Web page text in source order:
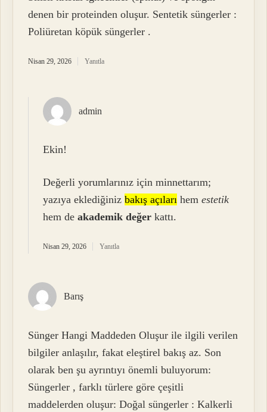
denen bir proteinden oluşur. Sentetik süngerler :
Poliüretan köpük süngerler .
Nisan 29, 2026 Yanıtla
admin
Ekin!
Değerli yorumlarınız için minnettarım;
yazıya eklediğinizbakış açıları hemestetik
hem deakademik değer kattı.
Nisan 29, 2026 Yanıtla
Barış
Sünger Hangi Maddeden Oluşur ile ilgili verilen
bilgiler anlaşılır, fakat eleştirel bakış az. Son
olarak ben şu ayrıntıyı önemli buluyorum:
Süngerler , farklı türlere göre çeşitli
maddelerden oluşur: Doğal süngerler : Kalkerli